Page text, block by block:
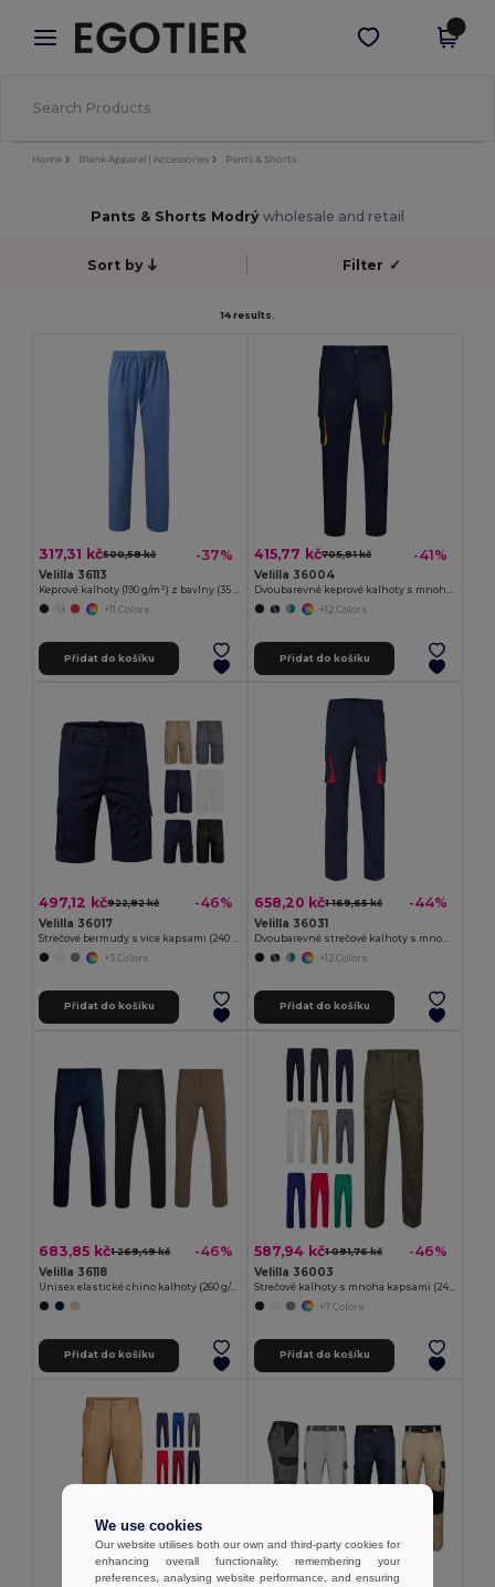
× Aplikace Egotier
Lepší ceny v aplikaci!
Stáhnout app
Home Blank Apparel | Accessories Pants & Shorts
Pants & Shorts Modrý wholesale and retail
Sort by Filter ✓
14 results.
317,31 kč500,58 kč -37%
Velilla 36113
Keprové kalhoty (190 g/m²) z bavlny (35 %) a polyesteru (65 %)
+11 Colors
Přidat do košíku
415,77 kč705,81 kč -41%
Velilla 36004
Dvoubarevné keprové kalhoty s mnoha kapsami (200 g/m²), z bavlny (35 %) a polyesteru (65 %)
+12 Colors
Přidat do košíku
497,12 kč922,82 kč -46%
Velilla 36017
+3 Colors
Přidat do košíku
658,20 kč1 169,65 kč -44%
Velilla 36031
+12 Colors
Přidat do košíku
683,85 kč1 269,49 kč -46%
Velilla 36118
Unisex elastické chino kalhoty (260 g/m²), bavlna (98 %) a elastan (2 %)
Přidat do košíku
587,94 kč1 091,76 kč -46%
Velilla 36003
+7 Colors
Přidat do košíku
We use cookies
Our website utilises both our own and third-party cookies for
enhancing overall functionality, remembering your
preferences, analysing website performance, and ensuring